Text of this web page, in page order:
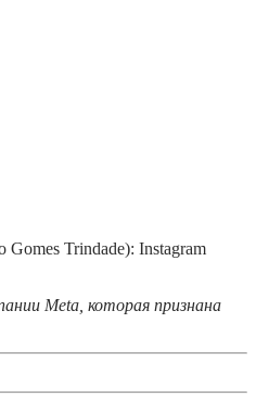
Trindade): Instagram
Meta, которая признана